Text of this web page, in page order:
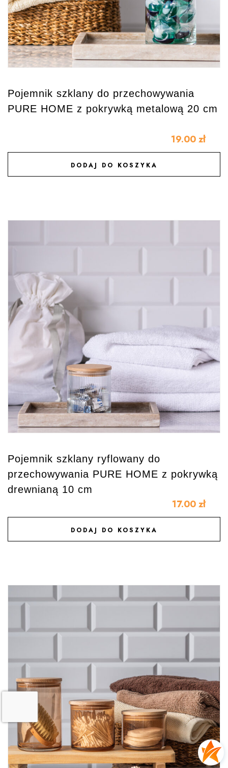
Pojemnik szklany do przechowywania
PURE HOME z pokrywką metalową 20 cm
19.00 zł
DODAJ DO KOSZYKA
DODAJ DO ULUBIONYCH
Pojemnik szklany ryflowany do
przechowywania PURE HOME z pokrywką
drewnianą 10 cm
17.00 zł
DODAJ DO KOSZYKA
DODAJ DO ULUBIONYCH